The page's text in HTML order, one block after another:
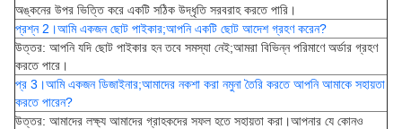
অঙ্কনের উপর ভিত্তি করে একটি সঠিক উদ্ধৃতি সরবরাহ করতে পারি।
প্রশ্ন 2।আমি একজন ছোট পাইকার;আপনি একটি ছোট আদেশ গ্রহণ করেন?
উত্তর: আপনি যদি ছোট পাইকার হন তবে সমস্যা নেই;আমরা বিভিন্ন পরিমাণে অর্ডার গ্রহণ
করতে পারে।
প্র 3।আমি একজন ডিজাইনার;আমাদের নকশা করা নমুনা তৈরি করতে আপনি আমাকে সহায়তা
করতে পারেন?
উত্তর: আমাদের লক্ষ্য আমাদের গ্রাহকদের সফল হতে সহায়তা করা।আপনার যে কোনও